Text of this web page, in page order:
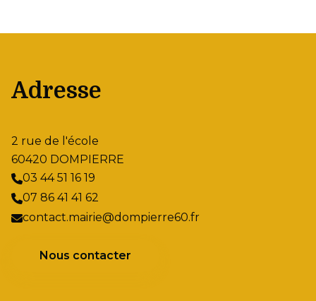
Adresse
2 rue de l'école
60420 DOMPIERRE
03 44 51 16 19
07 86 41 41 62
contact.mairie@dompierre60.fr
Nous contacter